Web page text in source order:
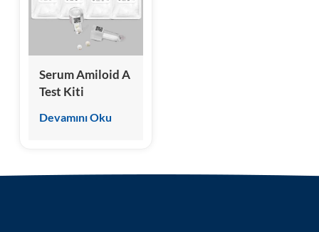
Serum Amiloid A
Test Kiti
İmmünoassay)
Devamını Oku